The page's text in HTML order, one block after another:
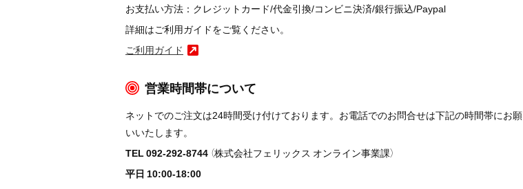
お支払い方法：クレジットカード/代金引換/コンビニ決済/銀行振込/Paypal
詳細はご利用ガイドをご覧ください。
ご利用ガイド
営業時間帯について
ネットでのご注文は24時間受け付けております。お電話でのお問合せは下記の時間帯にお願
いいたします。
TEL 092-292-8744 （株式会社フェリックス オンライン事業課）
平日 10:00-18:00